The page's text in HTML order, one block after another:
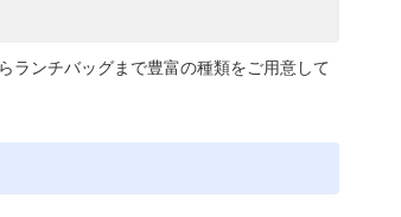
ランチバッグまで豊富の種類をご用意して